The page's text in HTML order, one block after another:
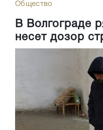
Общество
В Волгограде
несет дозор